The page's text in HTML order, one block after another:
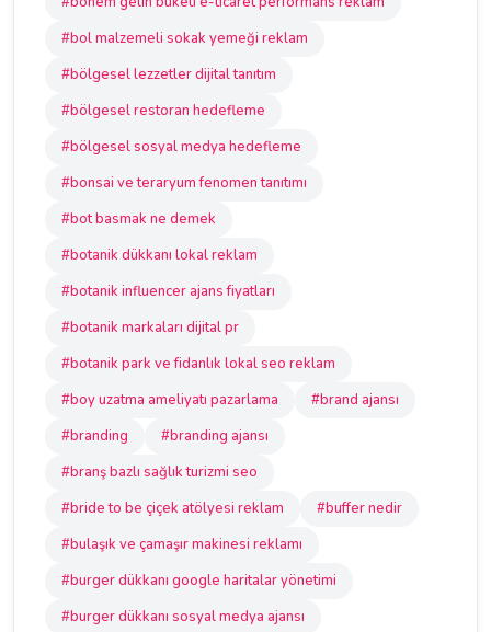
#bol malzemeli sokak yemeği reklam
#bölgesel lezzetler dijital tanıtım
#bölgesel restoran hedefleme
#bölgesel sosyal medya hedefleme
#bonsai ve teraryum fenomen tanıtımı
#bot basmak ne demek
#botanik dükkanı lokal reklam
#botanik influencer ajans fiyatları
#botanik markaları dijital pr
#botanik park ve fidanlık lokal seo reklam
#boy uzatma ameliyatı pazarlama
#brand ajansı
#branding
#branding ajansı
#branş bazlı sağlık turizmi seo
#bride to be çiçek atölyesi reklam
#buffer nedir
#bulaşık ve çamaşır makinesi reklamı
#burger dükkanı google haritalar yönetimi
#burger dükkanı sosyal medya ajansı